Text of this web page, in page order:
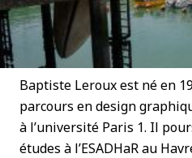
Baptiste Leroux est né en
parcours en design
à l’université Paris 1. Il
études à l’ESADHaR au